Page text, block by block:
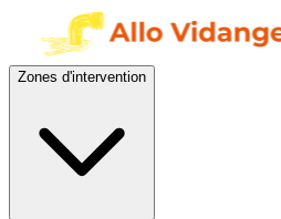
Zones d'intervention